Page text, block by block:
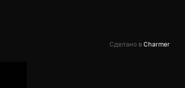
Сделано в Charmer